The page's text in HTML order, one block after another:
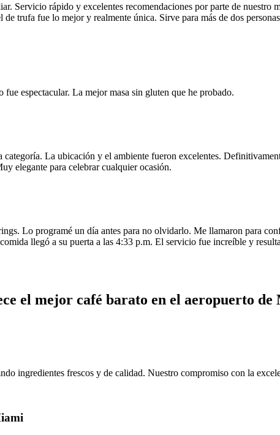
Servicio rápido y excelentes recomendaciones por parte de nuestro
trufa fue lo mejor y realmente única. Sirve para más de dos
espectacular. La mejor masa sin gluten que he probado.
La ubicación y el ambiente fueron excelentes.
elegante para celebrar cualquier ocasión.
Lo programé un día antes para no olvidarlo. Me llamaron para
llegó a su puerta a las 4:33 p.m. El servicio fue increíble y
el mejor café barato en el aeropuerto de
ingredientes frescos y de calidad. Nuestro compromiso con la